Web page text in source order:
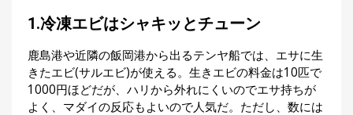
1.冷凍エビはシャキッとチューン
鹿島港や近隣の飯岡港から出るテンヤ船では、エサに生
きたエビ(サルエビ)が使える。生きエビの料金は10匹で
1000円ほどだが、ハリから外れにくいのでエサ持ちが
よく、マダイの反応もよいので人気だ。ただし、数には
🐟 Basser （バ
ス釣り）